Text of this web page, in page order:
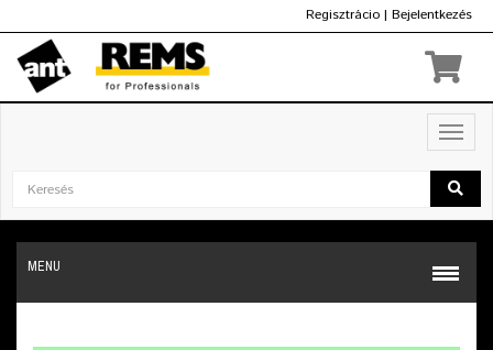
Regisztrácio | Bejelentkezés
MENU